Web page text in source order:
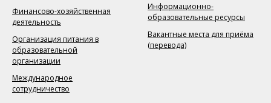
Финансово-хозяйственная
деятельность
Организация питания в
образовательной
организации
Международное
сотрудничество
Информационно-
образовательные ресурсы
Вакантные места для приёма
(перевода)